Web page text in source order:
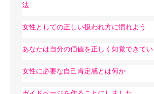
法
女性としての正しい扱われ方に慣れよう
あなたは自分の価値を正しく知覚できてい
女性に必要な自己肯定感とは何か